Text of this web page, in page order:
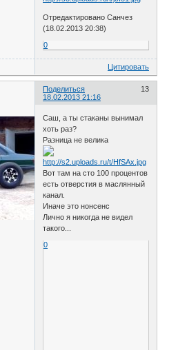
Отредактировано Санчез
(18.02.2013 20:38)
0
Цитировать
Поделиться
13
18.02.2013 21:16
Саш, а ты стаканы вынимал
хоть раз?
Разница не велика
Вот там на сто 100 процентов
есть отверстия в маслянный
канал.
Иначе это нонсенс
Лично я никогда не видел
такого...
0